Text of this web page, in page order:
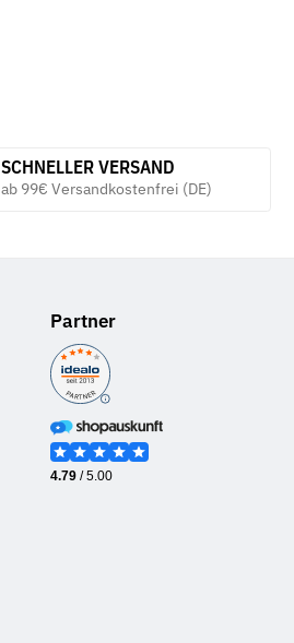
SCHNELLER VERSAND
ab 99€ Versandkostenfrei (DE)
Partner